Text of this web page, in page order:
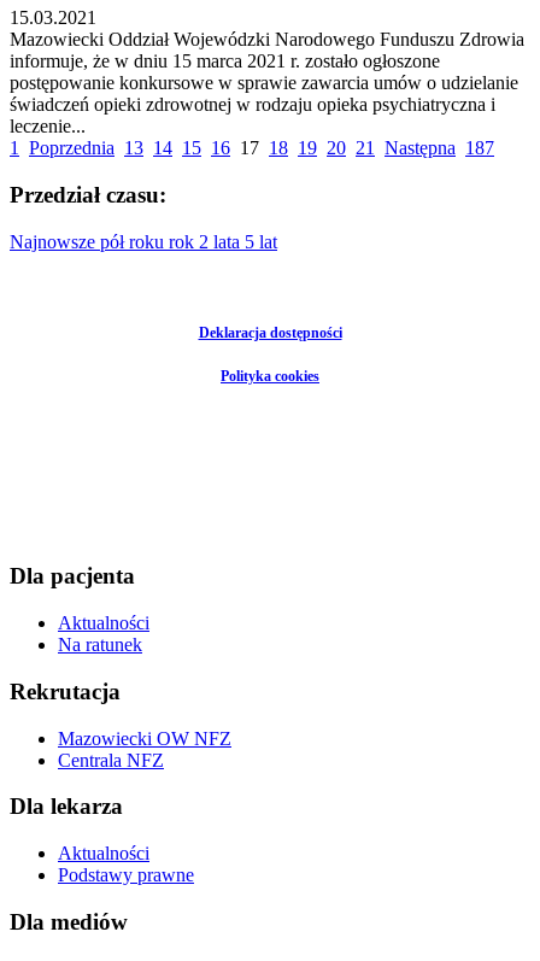
15.03.2021
Mazowiecki Oddział Wojewódzki Narodowego Funduszu Zdrowia
informuje, że w dniu 15 marca 2021 r. zostało ogłoszone
postępowanie konkursowe w sprawie zawarcia umów o udzielanie
świadczeń opieki zdrowotnej w rodzaju opieka psychiatryczna i
leczenie...
1 Poprzednia 13 14 15 16 17 18 19 20 21 Następna 187
Przedział czasu:
Najnowsze pół roku rok 2 lata 5 lat
Deklaracja dostępności
Polityka cookies
Dla pacjenta
Aktualności
Na ratunek
Rekrutacja
Mazowiecki OW NFZ
Centrala NFZ
Dla lekarza
Aktualności
Podstawy prawne
Dla mediów